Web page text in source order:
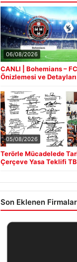
06/08/2026
CANLI | Bohemians –
Önizlemesi ve Detayları
05/08/2026
Terörle Mücadelede
Çerçeve Yasa Teklifi
Son Eklenen Firmalar